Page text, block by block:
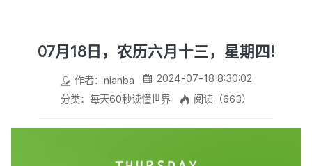
07月18日，农历六月十三，星期四!
作者：nianba
2024-07-18 8:30:02
分类：每天60秒读懂世界
阅读（663）